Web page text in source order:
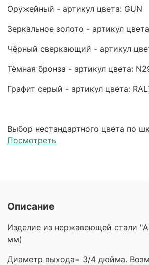
Оружейный - артикул цвета: GUN
Зеркальное золото - артикул
Чёрный сверкающий - артикул
Тёмная бронза - артикул цвета:
Графит серый - артикул цвета:
Выбор нестандартного цвета по
Посмотреть
Описание
Изделие из нержавеющей стали
мм)
Диаметр выхода= 3/4 дюйма.